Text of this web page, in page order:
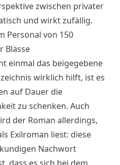
zwischen privater
und wirkt zufällig.
Personal von 150
Blässe
einmal das beigegebene
wirklich hilft, ist es
auf Dauer die
zu schenken. Auch
der Roman allerdings,
Exilroman liest: diese
Nachwort